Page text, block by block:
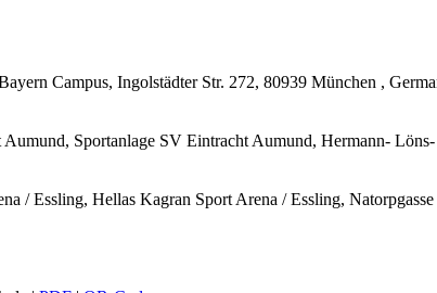
Campus, Ingolstädter Str. 272, 80939 München ,
Sportanlage SV Eintracht Aumund, Hermann-
/ Essling, Hellas Kagran Sport Arena / Essling,